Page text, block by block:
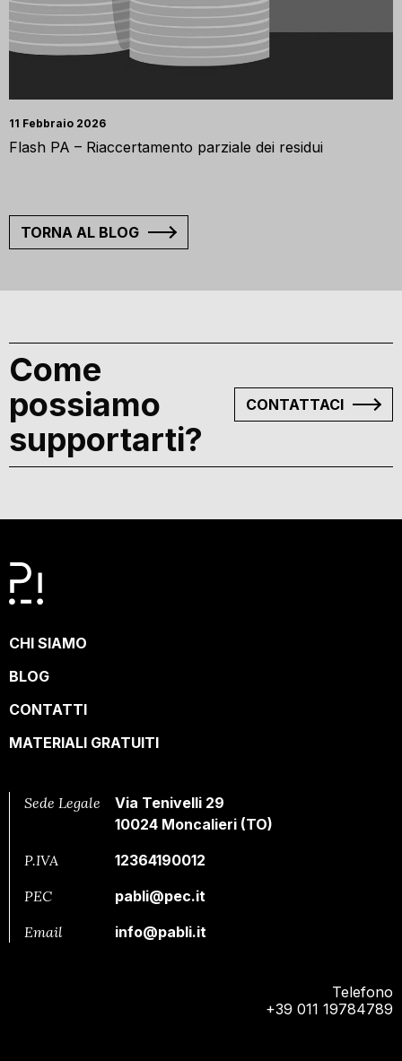
11 Febbraio 2026
Flash PA – Riaccertamento parziale dei residui
TORNA AL BLOG
Come
possiamo
supportarti?
CONTATTACI
CHI SIAMO
BLOG
CONTATTI
MATERIALI GRATUITI
Sede Legale
Via Tenivelli 29
10024 Moncalieri (TO)
P.IVA
12364190012
PEC
pabli@pec.it
Email
info@pabli.it
Telefono
+39 011 19784789